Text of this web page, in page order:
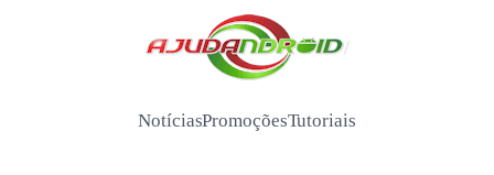
/
NotíciasPromoçõesTutoriais